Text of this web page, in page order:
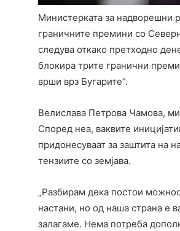
Министерката за надворешни
граничните премини со
следува откако претходно
блокира трите гранични
врши врз Бугарите“.
Велислава Петрова Чамова,
Според неа, ваквите
придонесуваат за заштита на
тензиите со земјава.
„Разбирам дека постои
настани, но од наша страна е
залагаме. Нема потреба